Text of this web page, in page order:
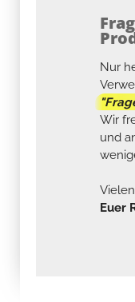
Nur
Wir
und
Euer